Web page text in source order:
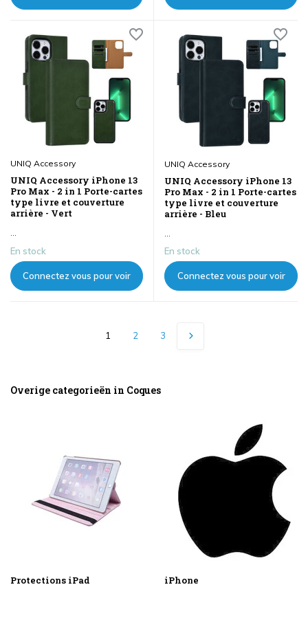
UNIQ Accessory
UNIQ Accessory iPhone 13
Pro Max - 2 in 1 Porte-cartes
type livre et couverture
arrière - Vert
...
En stock
Connectez vous pour voir
UNIQ Accessory
UNIQ Accessory iPhone 13
Pro Max - 2 in 1 Porte-cartes
type livre et couverture
arrière - Bleu
En stock
Connectez vous pour voir
1 2 3
Overige categorieën in Coques
Protections iPad iPhone